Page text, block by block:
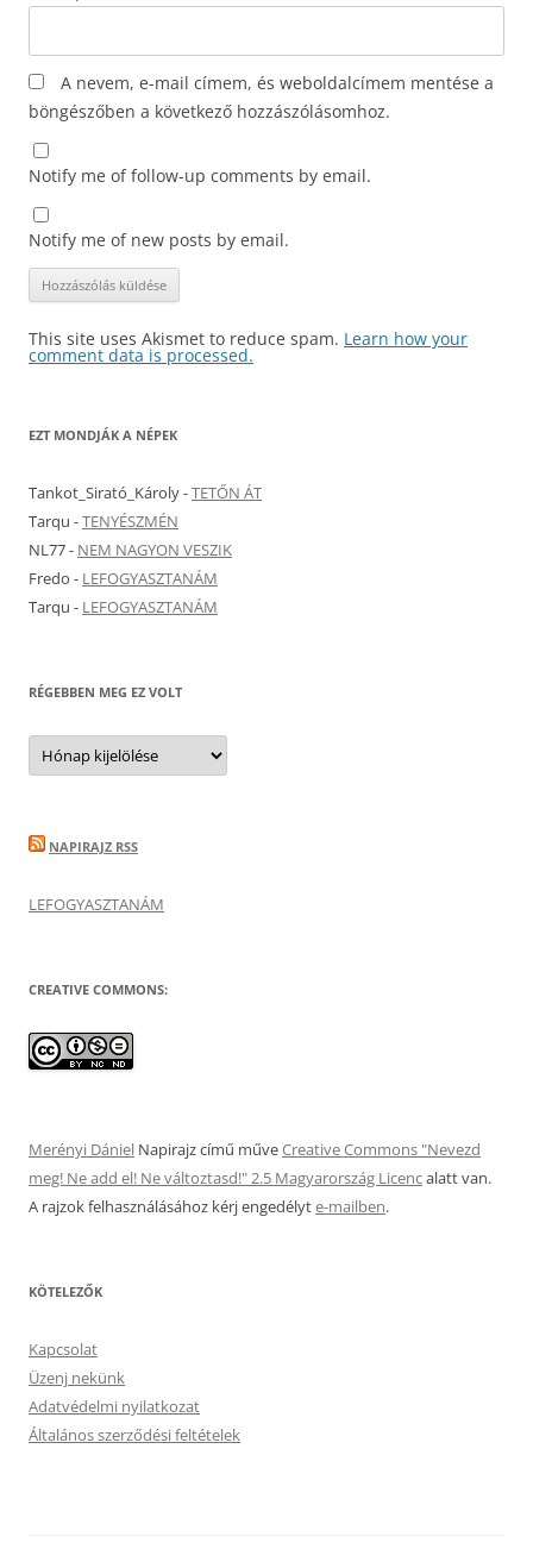
A nevem, e-mail címem, és weboldalcímem mentése a
böngészőben a következő hozzászólásomhoz.
Notify me of follow-up comments by email.
Notify me of new posts by email.
This site uses Akismet to reduce spam. Learn how your
comment data is processed.
EZT MONDJÁK A NÉPEK
Tankot_Sirató_Károly-TETŐN ÁT
Tarqu -TENYÉSZMÉN
NL77- NEM NAGYON VESZIK
Fredo - LEFOGYASZTANÁM
Tarqu - LEFOGYASZTANÁM
RÉGEBBEN MEG EZ VOLT
Régebben
meg
ez
NAPIRAJZ RSS
LEFOGYASZTANÁM
CREATIVE COMMONS:
Merényi Dániel Napirajzcímű műveCreative Commons "Nevezd
meg! Ne add el! Ne változtasd!" 2.5 Magyarország Licencalatt van.
A rajzok felhasználásához kérj engedélyte-mailben.
KÖTELEZŐK
Kapcsolat
Üzenj nekünk
Adatvédelmi nyilatkozat
Általános szerződési feltételek